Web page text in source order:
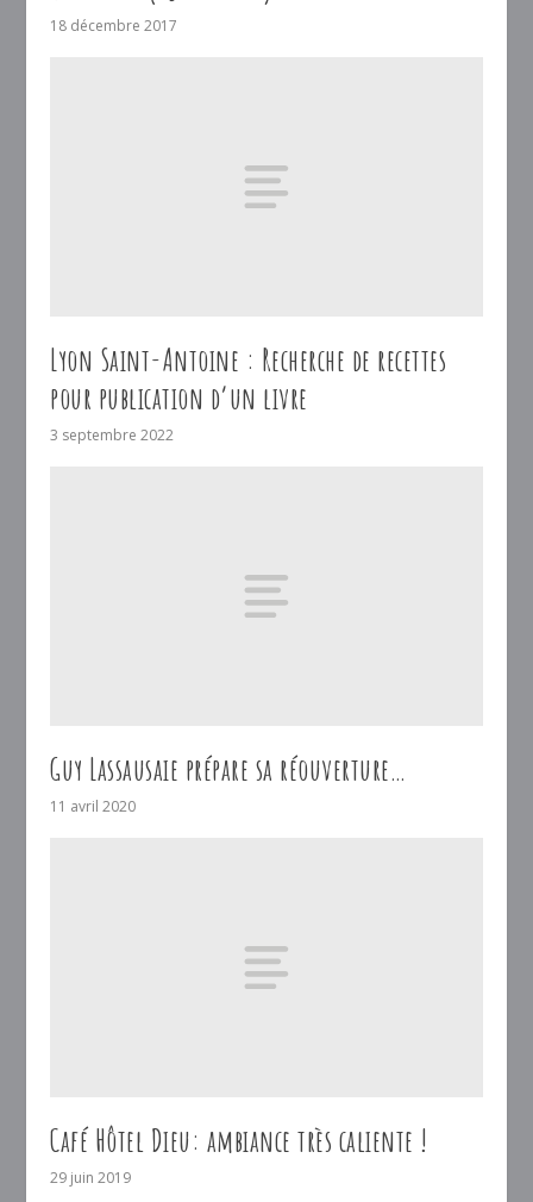
18 décembre 2017
Lyon Saint-Antoine : Recherche de recettes
pour publication d’un livre
3 septembre 2022
Guy Lassausaie prépare sa réouverture…
11 avril 2020
Café Hôtel Dieu: ambiance très caliente !
29 juin 2019